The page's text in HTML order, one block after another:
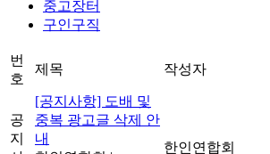
중고장터
구인구직
번
호
제목 작성자
공
지
[공지사항] 도배 및
중복 광고글 삭제 안
내
한인연합회